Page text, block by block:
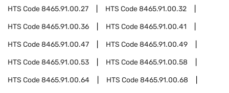
HTS Code8465.91.00.27 HTS Code8465.91.00.32
HTS Code8465.91.00.36 HTS Code8465.91.00.41
HTS Code8465.91.00.47 HTS Code8465.91.00.49
HTS Code8465.91.00.53 HTS Code8465.91.00.58
HTS Code8465.91.00.64 HTS Code8465.91.00.68